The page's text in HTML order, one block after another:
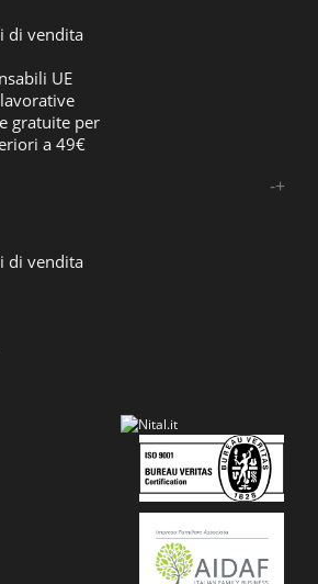
di vendita
UE
gratuite per
a 49€
+
-
di vendita